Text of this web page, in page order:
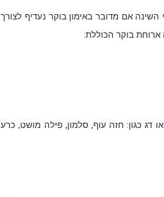
השינה אם מדובר באימון בוקר נעדיף לצורך
ארוחת בוקר הכוללת:
כגון: חזה עוף, סלמון, פילה מושט, כרע